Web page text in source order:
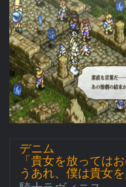
デニム
「貴女を放っては
うあれ、僕は貴女